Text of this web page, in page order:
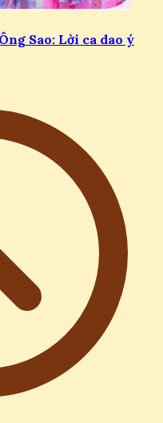
Sao: Lời ca dao ý